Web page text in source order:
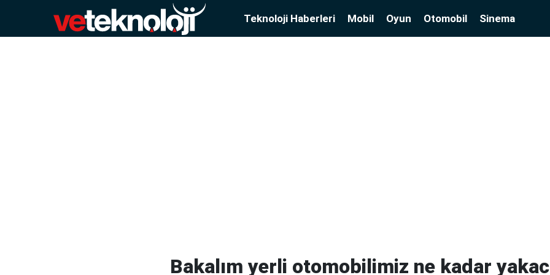
Teknoloji Haberleri Mobil Oyun Otomobil Sinema
Bakalım yerli otomobilimiz ne kadar